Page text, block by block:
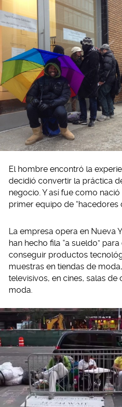
El hombre encontró la
decidió convertir la práctica
negocio. Y así fue como nació
primer equipo de “hacedores
La empresa opera en Nueva
han hecho fila “a sueldo”
conseguir productos
muestras en tiendas de
televisivos, en cines, salas
moda.